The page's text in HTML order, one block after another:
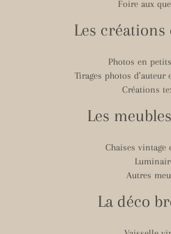
Foire aux
Les créations
Photos en
Tirages photos
Créations
Les
Chaises vintage
Autres
La déco